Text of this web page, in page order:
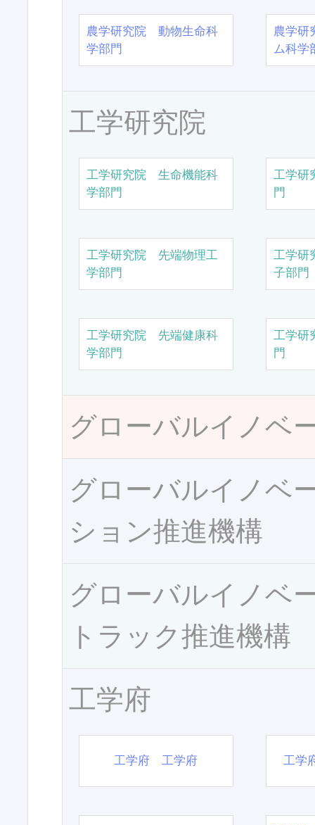
農学研究院 動物生命科
学部門
農学
ム科学
工学研究院
工学研究院 生命機能科
学部門
工学研
門
工学研究院 先端物理工
学部門
工学研
子部門
工学研究院 先端健康科
学部門
工学研
門
グローバルイノベ
グローバルイノベ
ション推進機構
グローバルイノベ
トラック推進機構
工学府
工学府 工学府 工学